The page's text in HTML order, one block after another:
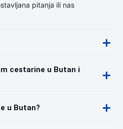
pitanja ili nas
cestarine u Butan i
u Butan?